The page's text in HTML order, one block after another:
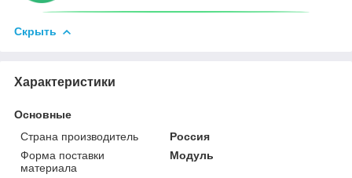
Скрыть
Характеристики
Основные
Страна производитель
Россия
Форма поставки
материала
Модуль